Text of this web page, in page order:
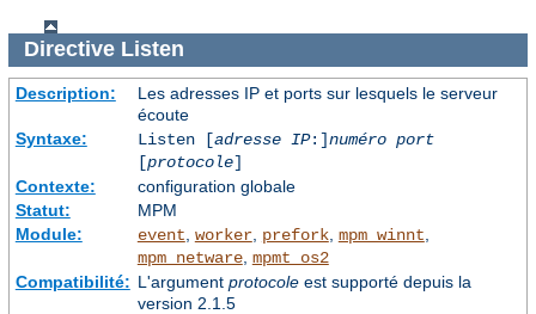
Directive Listen
Description:
Les adresses IP et ports sur lesquels le serveur
écoute
Syntaxe:
Listen [adresse IP:]numéro port
[protocole]
Contexte:
configuration globale
Statut:
MPM
Module:
event worker, prefork, mpm_winnt
mpm_netware, mpmt_os2
Compatibilité: L'argument protocoleest supporté depuis la
version 2.1.5